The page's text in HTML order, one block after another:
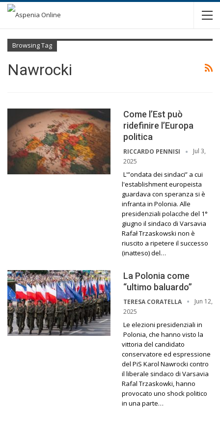
Browsing Tag
Nawrocki
Come l’Est può
ridefinire l’Europa
politica
RICCARDO PENNISI
Jul 3,
2025
L'”ondata dei sindaci” a cui
l'establishment europeista
guardava con speranza si è
infranta in Polonia. Alle
presidenziali polacche del 1°
giugno il sindaco di Varsavia
Rafał Trzaskowski non è
riuscito a ripetere il successo
(inatteso) del…
La Polonia come
“ultimo baluardo”
TERESA CORATELLA
Jun 12,
2025
Le elezioni presidenziali in
Polonia, che hanno visto la
vittoria del candidato
conservatore ed espressione
del PiS Karol Nawrocki contro
il liberale sindaco di Varsavia
Rafal Trzaskowki, hanno
provocato uno shock politico
in una parte…